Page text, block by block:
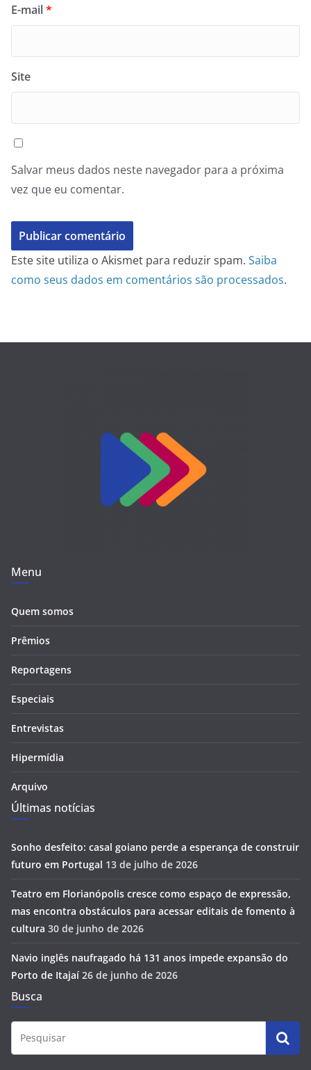
E-mail*
Site
Salvar meus dados neste navegador para a próxima
vez que eu comentar.
Este site utiliza o Akismet para reduzir spam. Saiba
como seus dados em comentários são processados.
Menu
Quem somos
Prêmios
Reportagens
Especiais
Entrevistas
Hipermídia
Arquivo
Últimas notícias
Sonho desfeito: casal goiano perde a esperança de construir
futuro em Portugal 13 de julho de 2026
Teatro em Florianópolis cresce como espaço de expressão,
mas encontra obstáculos para acessar editais de fomento à
cultura 30 de junho de 2026
Navio inglês naufragado há 131 anos impede expansão do
Porto de Itajaí 26 de junho de 2026
Busca